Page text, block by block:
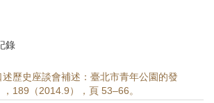
錄
述歷史座談會補述：臺北市青年公園的發
189（2014.9），頁 53–66。